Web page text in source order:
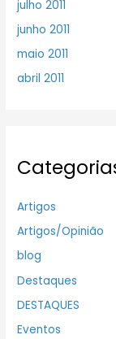
julho 2011
junho 2011
maio 2011
abril 2011
Artigos
Artigos/Opinião
blog
Destaques
DESTAQUES
Eventos